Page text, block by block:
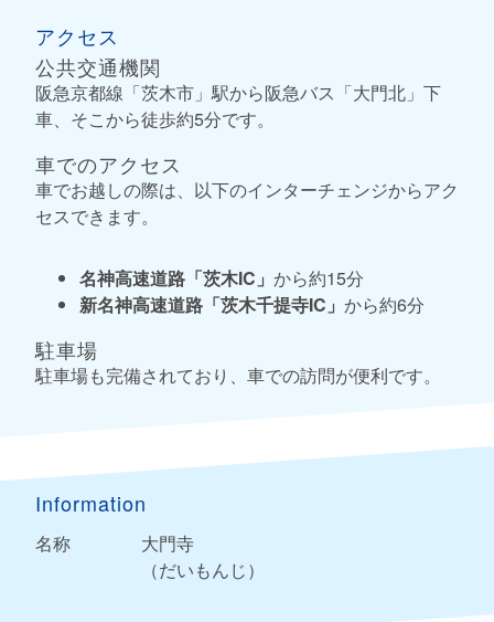
アクセス
公共交通機関
阪急京都線「茨木市」駅から阪急バス「大門北」下
車、そこから徒歩約5分です。
車でのアクセス
車でお越しの際は、以下のインターチェンジからアク
セスできます。
名神高速道路「茨木IC」 から約15分
新名神高速道路「茨木千提寺IC」 から約6分
駐車場
駐車場も完備されており、車での訪問が便利です。
Information
名称
大門寺
（だいもんじ）